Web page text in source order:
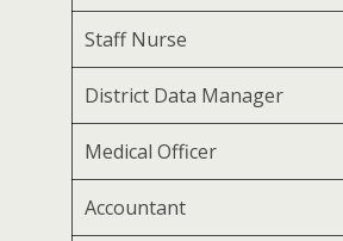
Staff Nurse
District Data Manager
Medical Officer
Accountant